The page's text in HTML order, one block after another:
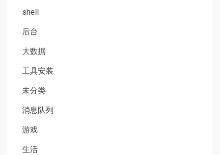
shell
后台
大数据
工具安装
未分类
消息队列
游戏
生活